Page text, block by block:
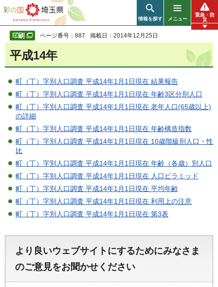
彩の国 埼玉県
情報を探す メニュー
緊急・防
災
ページ番号：887 掲載日：2014年12月25日
平成14年
町（丁）字別人口調査 平成14年1月1日現在 結果報告
町（丁）字別人口調査 平成14年1月1日現在 年齢3区分別人口
町（丁）字別人口調査 平成14年1月1日現在 老年人口(65歳以上)
の詳細
町（丁）字別人口調査 平成14年1月1日現在 年齢構造指数
町（丁）字別人口調査 平成14年1月1日現在 10歳階級別人口・性
比
町（丁）字別人口調査 平成14年1月1日現在 年齢（各歳）別人口
町（丁）字別人口調査 平成14年1月1日現在 人口ピラミッド
町（丁）字別人口調査 平成14年1月1日現在 平均年齢
町（丁）字別人口調査 平成14年1月1日現在 利用上の注意
町（丁）字別人口調査 平成14年1月1日現在 第3表
より良いウェブサイトにするためにみなさま
のご意見をお聞かせください